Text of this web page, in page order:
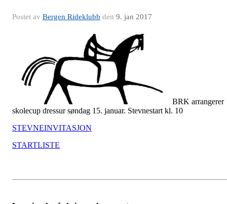
Postet av Bergen Rideklubb den 9. jan 2017
BRK arrangerer
skolecup dressur søndag 15. januar. Stevnestart kl. 10
STEVNEINVITASJON
STARTLISTE